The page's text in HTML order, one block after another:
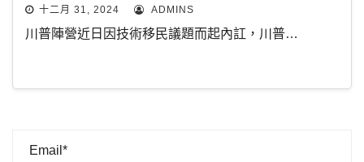
十二月 31, 2024 ADMINS
川普陣營近日因技術移民議題而起內訌，川普…
Email*